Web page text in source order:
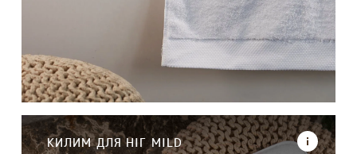
КИЛИМ ДЛЯ НІГ MILD